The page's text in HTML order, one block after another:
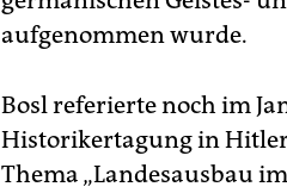
aufgenommen wurde.
Bosl referierte noch im
Historikertagung in
Thema „Landesausbau